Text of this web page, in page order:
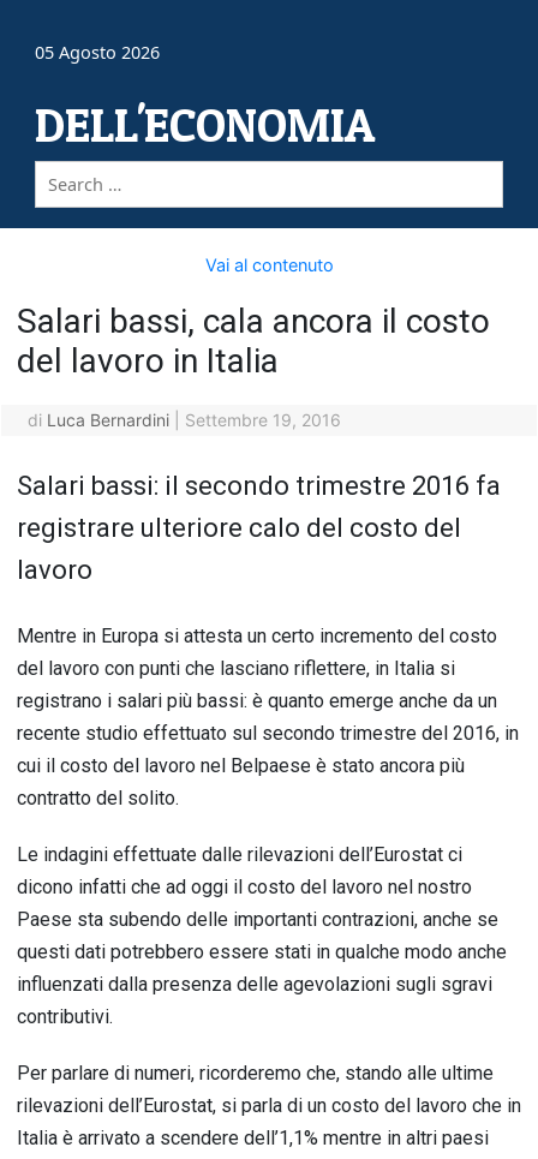
05 Agosto 2026
DELL'ECONOMIA
Vai al contenuto
Salari bassi, cala ancora il costo
del lavoro in Italia
di Luca Bernardini Settembre 19, 2016
Salari bassi: il secondo trimestre 2016 fa
registrare ulteriore calo del costo del
lavoro
Mentre in Europa si attesta un certo incremento del costo
del lavoro con punti che lasciano riflettere, in Italia si
registrano i salari più bassi: è quanto emerge anche da un
recente studio effettuato sul secondo trimestre del 2016, in
cui il costo del lavoro nel Belpaese è stato ancora più
contratto del solito.
Le indagini effettuate dalle rilevazioni dell’Eurostat ci
dicono infatti che ad oggi il costo del lavoro nel nostro
Paese sta subendo delle importanti contrazioni, anche se
questi dati potrebbero essere stati in qualche modo anche
influenzati dalla presenza delle agevolazioni sugli sgravi
contributivi.
Per parlare di numeri, ricorderemo che, stando alle ultime
rilevazioni dell’Eurostat, si parla di un costo del lavoro che in
Italia è arrivato a scendere dell’1,1% mentre in altri paesi